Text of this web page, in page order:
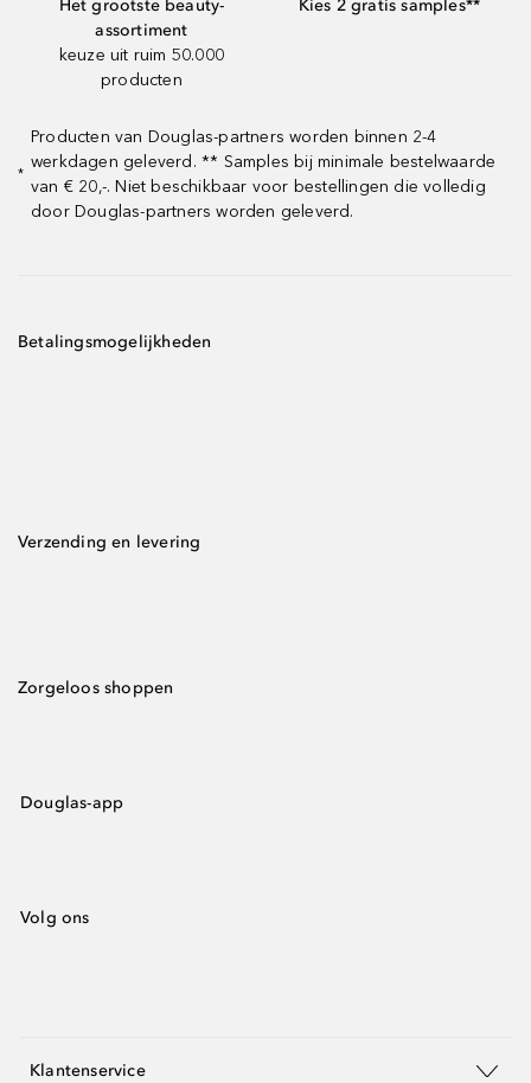
Het grootste beauty-
assortiment
keuze uit ruim 50.000
producten
Kies 2 gratis samples**
*
Producten van Douglas-partners worden binnen 2-4
werkdagen geleverd. ** Samples bij minimale bestelwaarde
van € 20,-. Niet beschikbaar voor bestellingen die volledig
door Douglas-partners worden geleverd.
Betalingsmogelijkheden
Verzending en levering
Zorgeloos shoppen
Douglas-app
Volg ons
Klantenservice